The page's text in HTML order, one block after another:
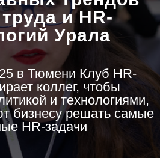
и HR-
Урала
в Тюмени Клуб HR-
коллег, чтобы
и технологиями,
бизнесу решать самые
HR-задачи